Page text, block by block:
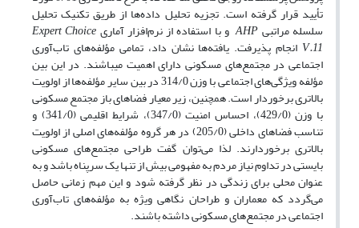
تأیید قرار گرفته است. تجزیه تحلیل داده‌ها از طریق تکنیک تحلیل
سلسله مراتبیAHPو با استفاده از نرم‌افزار آماریExpert Choice
V.11 انجام پذیرفت. یافته‌ها نشان داد، تمامی مؤلفه‌های تاب‌آوری
اجتماعی در مجتمع‌های مسکونی دارای اهمیت می­باشند. در این بین
مؤلفه ویژگی‌های اجتماعی با وزن 314/0 در بین سایر مؤلفه‌ها از اولویت
بالاتری برخوردار است. همچنین، زیر معیار فضاهای باز مجتمع مسکونی
با وزن (429/0)، احساس امنیت (347/0)، شرایط اقلیمی (341/0) و
تناسب فضاهای داخلی (205/0) در هر گروه مؤلفه‌های اصلی از اولویت
بالاتری برخوردارند. لذا می‌توان گفت طراحی مجتمع‌های مسکونی
بایستی در تداوم نیاز مردم به مفهومی بیش از تنها یک سرپناه باشد و به
عنوان محلی برای زندگی در نظر گرفته شود و این مهم زمانی حاصل
می‌گردد که معماران و طراحان نگاهی ویژه به مؤلفه‌های تاب‌آوری
اجتماعی در مجتمع‌های مسکونی داشته باشند.